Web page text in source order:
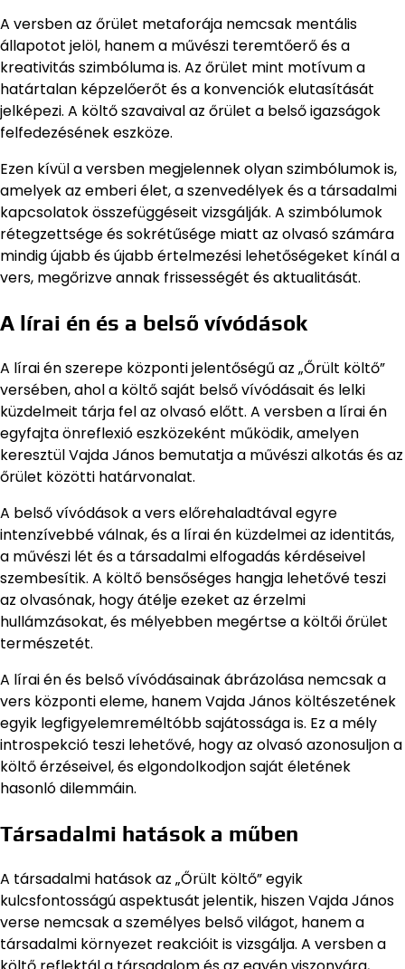
A versben az őrület metaforája nemcsak mentális
állapotot jelöl, hanem a művészi teremtőerő és a
kreativitás szimbóluma is. Az őrület mint motívum a
határtalan képzelőerőt és a konvenciók elutasítását
jelképezi. A költő szavaival az őrület a belső igazságok
felfedezésének eszköze.
Ezen kívül a versben megjelennek olyan szimbólumok is,
amelyek az emberi élet, a szenvedélyek és a társadalmi
kapcsolatok összefüggéseit vizsgálják. A szimbólumok
rétegzettsége és sokrétűsége miatt az olvasó számára
mindig újabb és újabb értelmezési lehetőségeket kínál a
vers, megőrizve annak frissességét és aktualitását.
A lírai én és a belső vívódások
A lírai én szerepe központi jelentőségű az „Őrült költő”
versében, ahol a költő saját belső vívódásait és lelki
küzdelmeit tárja fel az olvasó előtt. A versben a lírai én
egyfajta önreflexió eszközeként működik, amelyen
keresztül Vajda János bemutatja a művészi alkotás és az
őrület közötti határvonalat.
A belső vívódások a vers előrehaladtával egyre
intenzívebbé válnak, és a lírai én küzdelmei az identitás,
a művészi lét és a társadalmi elfogadás kérdéseivel
szembesítik. A költő bensőséges hangja lehetővé teszi
az olvasónak, hogy átélje ezeket az érzelmi
hullámzásokat, és mélyebben megértse a költői őrület
természetét.
A lírai én és belső vívódásainak ábrázolása nemcsak a
vers központi eleme, hanem Vajda János költészetének
egyik legfigyelemreméltóbb sajátossága is. Ez a mély
introspekció teszi lehetővé, hogy az olvasó azonosuljon a
költő érzéseivel, és elgondolkodjon saját életének
hasonló dilemmáin.
Társadalmi hatások a műben
A társadalmi hatások az „Őrült költő” egyik
kulcsfontosságú aspektusát jelentik, hiszen Vajda János
verse nemcsak a személyes belső világot, hanem a
társadalmi környezet reakcióit is vizsgálja. A versben a